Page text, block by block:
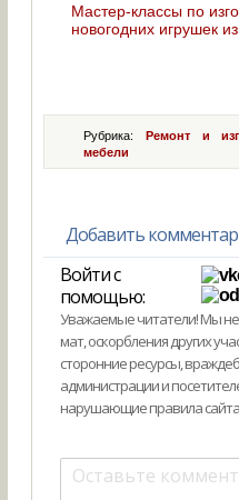
Мастер-классы по
новогодних игрушек
Рубрика: Ремонт и
мебели
Добавить
Войти с
помощью:
Уважаемые читатели! Мы
мат, оскорбления других
сторонние ресурсы,
администрации и
нарушающие правила